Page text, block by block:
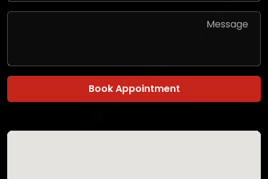
Book Appointment